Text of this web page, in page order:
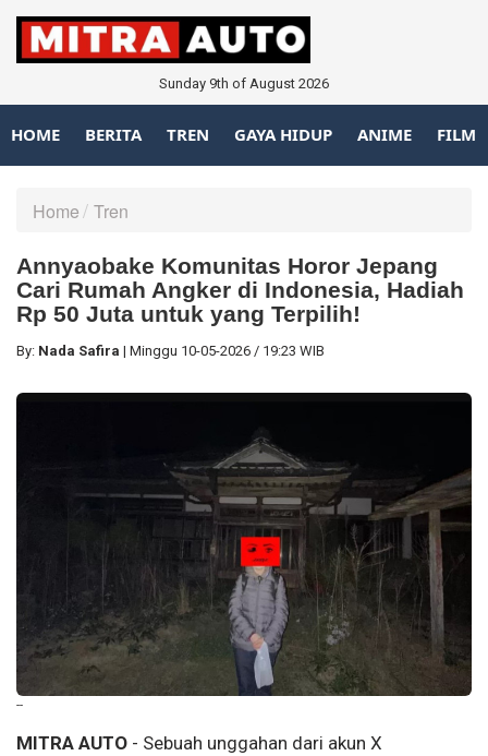
Sunday 9th of August 2026
HOME BERITA TREN GAYA HIDUP ANIME FILM
Home Tren
Annyaobake Komunitas Horor Jepang
Cari Rumah Angker di Indonesia, Hadiah
Rp 50 Juta untuk yang Terpilih!
By: Nada Safira | Minggu 10-05-2026 / 19:23 WIB
--
MITRA AUTO - Sebuah unggahan dari akun X